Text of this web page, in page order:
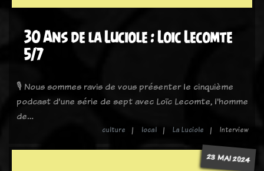
30 Ans de la Luciole : Loic Lecomte
5/7
🎙️ Nous sommes ravis de vous présenter le cinquième
podcast d'une série de sept avec Loïc Lecomte, l'homme
de…
culture local La Luciole Interview
23 MAI 2024